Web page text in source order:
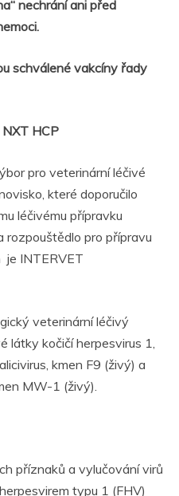
nechrání ani před
schválené vakcíny řady
HCP
pro veterinární léčivé
které doporučilo
léčivému přípravku
rozpouštědlo pro přípravu
je INTERVET
veterinární léčivý
látky kočičí herpesvirus 1,
kmen F9 (živý) a
MW-1 (živý).
příznaků a vylučování virů
typu 1 (FHV)